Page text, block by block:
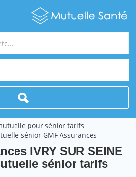
pour sénior tarifs
sénior GMF Assurances
IVRY SUR SEINE
sénior tarifs